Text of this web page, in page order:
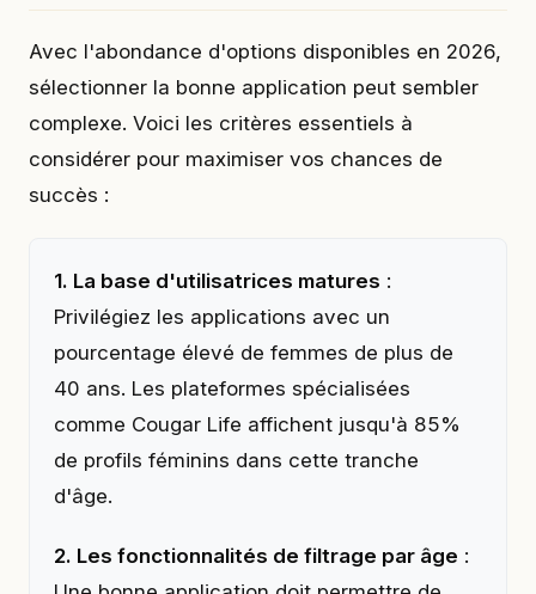
Avec l'abondance d'options disponibles en 2026,
sélectionner la bonne application peut sembler
complexe. Voici les critères essentiels à
considérer pour maximiser vos chances de
succès :
1. La base d'utilisatrices matures :
Privilégiez les applications avec un
pourcentage élevé de femmes de plus de
40 ans. Les plateformes spécialisées
comme Cougar Life affichent jusqu'à 85%
de profils féminins dans cette tranche
d'âge.
2. Les fonctionnalités de filtrage par âge :